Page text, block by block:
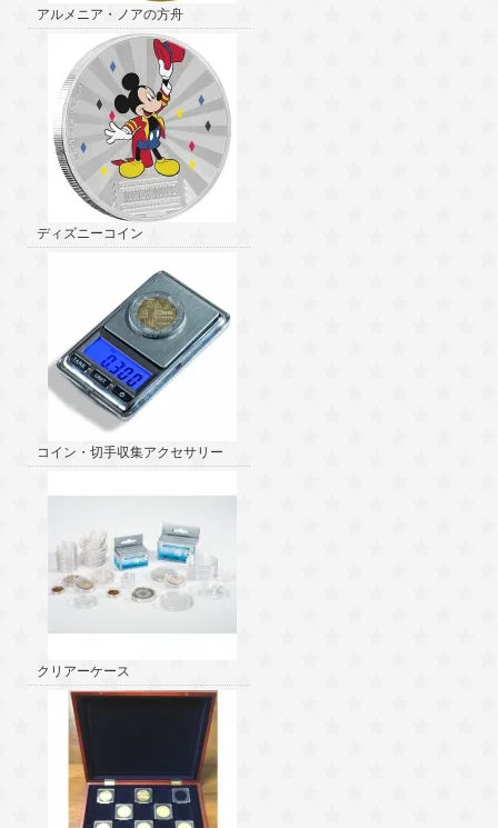
アルメニア・ノアの方舟
ディズニーコイン
コイン・切手収集アクセサリー
クリアーケース